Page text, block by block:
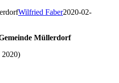
Wilfried Faber2020-02-
Müllerdorf
2020)